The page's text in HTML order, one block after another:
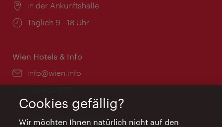
Ort:
in der Ankunftshalle
Öffnungszeiten:
Täglich 9 - 18 Uhr
Wien Hotels & Info
Email:
info@wien.info
Öffnungszeiten:
Montag - Freitag 9 – 17 Uhr
Feiertags geschlossen
Cookies gefällig?
Wir möchten Ihnen natürlich nicht auf den